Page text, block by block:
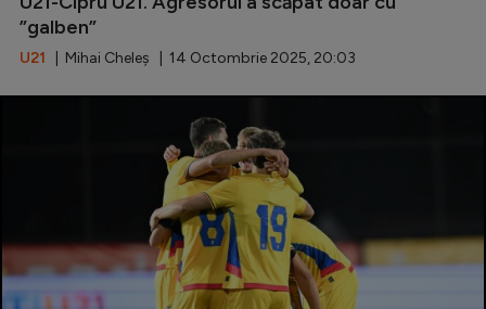
”galben”
U21 | Mihai Cheleș | 14 Octombrie 2025, 20:03